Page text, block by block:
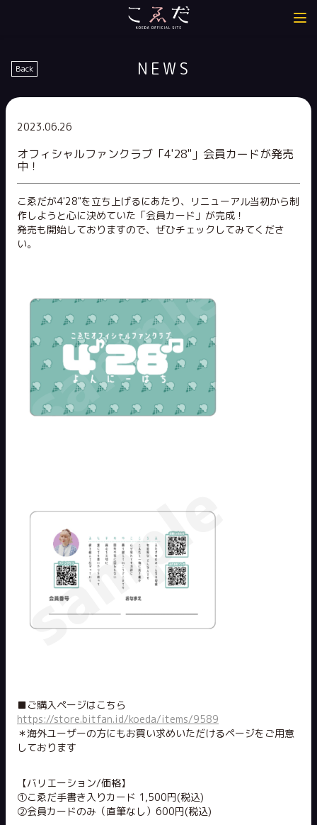
NEWS
Back
2023.06.26
オフィシャルファンクラブ「4'28"」会員カードが発売
中！
こゑだが4'28"を立ち上げるにあたり、リニューアル当初から制
作しようと心に決めていた「会員カード」が完成！
発売も開始しておりますので、ぜひチェックしてみてくださ
い。
■ご購入ページはこちら
https://store.bitfan.id/koeda/items/9589
＊海外ユーザーの方にもお買い求めいただけるページをご用意
しております
【バリエーション/価格】
①こゑだ手書き入りカード 1,500円(税込)
②会員カードのみ（直筆なし）600円(税込)